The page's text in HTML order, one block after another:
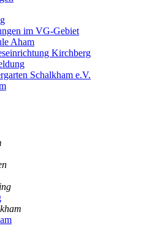
im VG-Gebiet
Aham
Kirchberg
Schalkham e.V.